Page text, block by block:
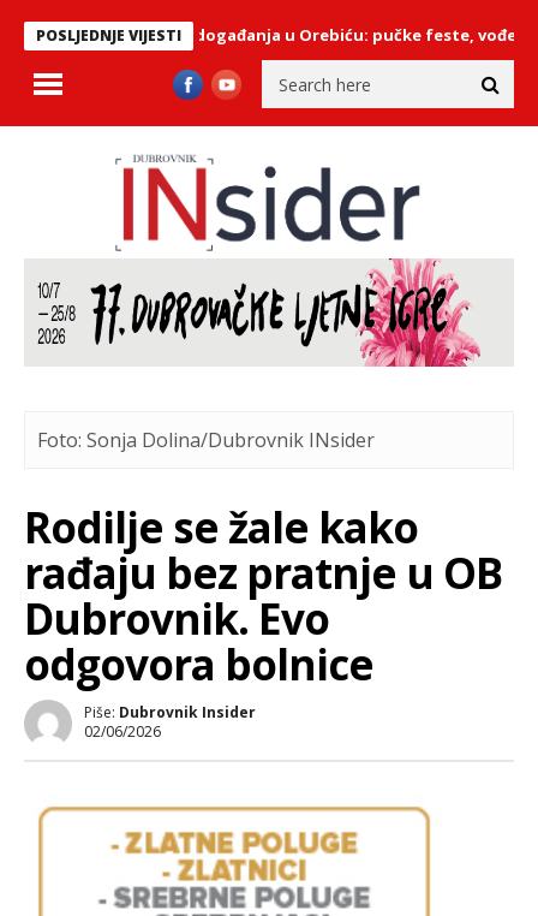
POSLJEDNJE VIJESTI
Ljetna događanja u Orebiću: pučke feste, vođena
Foto: Sonja Dolina/Dubrovnik INsider
Rodilje se žale kako
rađaju bez pratnje u OB
Dubrovnik. Evo
odgovora bolnice
Piše: Dubrovnik Insider
02/06/2026